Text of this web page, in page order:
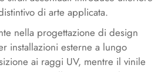
di arte applicata.
nella progettazione di design
installazioni esterne a lungo
ai raggi UV, mentre il vinile